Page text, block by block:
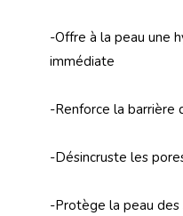
-Offre à la peau une
immédiate
-Renforce la barrière
-Désincruste les
-Protège la peau